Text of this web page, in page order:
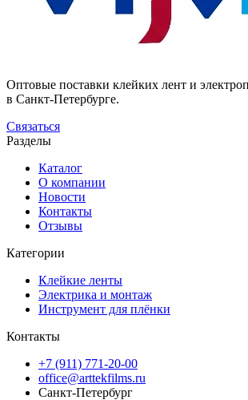
Оптовые поставки клейких лент и
в Санкт-Петербурге.
Связаться
Разделы
Каталог
О компании
Новости
Контакты
Отзывы
Категории
Клейкие ленты
Электрика и монтаж
Инструмент для плёнки
Контакты
+7 (911) 771-20-00
office@arttekfilms.ru
Санкт-Петербург